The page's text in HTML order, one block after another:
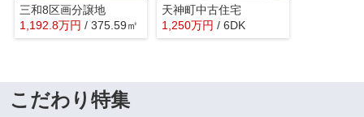
三和8区画分譲地
1,192.8万円 / 375.59㎡
天神町中古住宅
1,250万円 / 6DK
こだわり特集